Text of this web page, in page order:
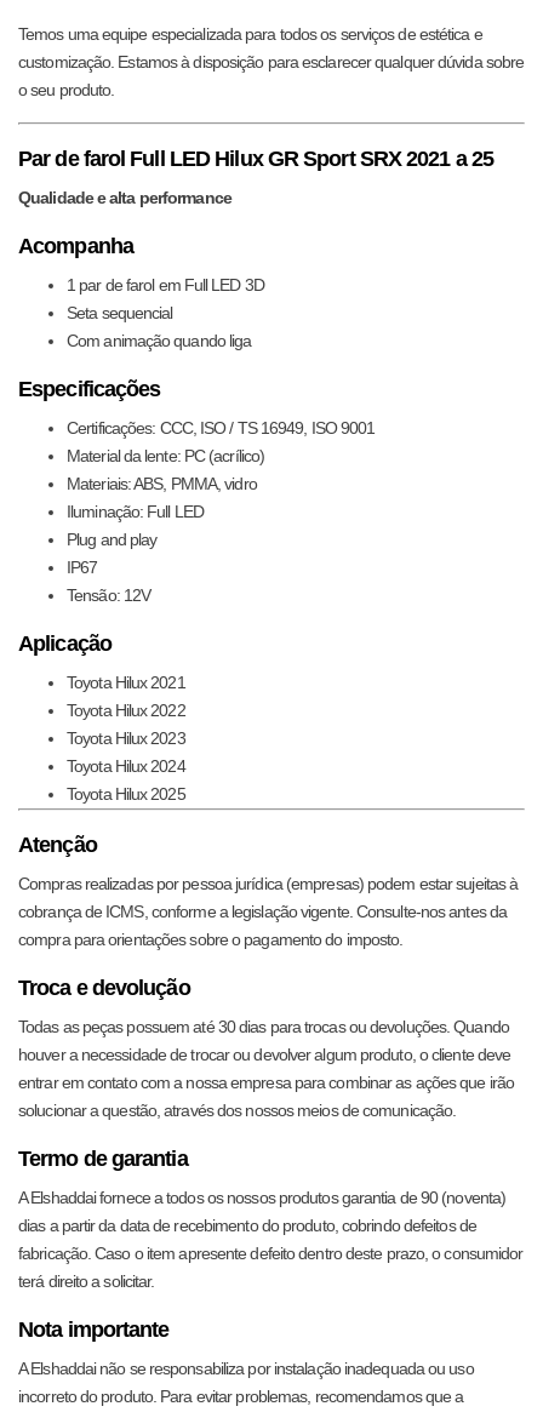
Temos uma equipe especializada para todos os serviços de estética e
customização. Estamos à disposição para esclarecer qualquer dúvida sobre
o seu produto.
Par de farol Full LED Hilux GR Sport SRX 2021 a 25
Qualidade e alta performance
Acompanha
1 par de farol em Full LED 3D
Seta sequencial
Com animação quando liga
Especificações
Certificações: CCC, ISO / TS 16949, ISO 9001
Material da lente: PC (acrílico)
Materiais: ABS, PMMA, vidro
Iluminação: Full LED
Plug and play
IP67
Tensão: 12V
Aplicação
Toyota Hilux 2021
Toyota Hilux 2022
Toyota Hilux 2023
Toyota Hilux 2024
Toyota Hilux 2025
Atenção
Compras realizadas por pessoa jurídica (empresas) podem estar sujeitas à
cobrança de ICMS, conforme a legislação vigente. Consulte-nos antes da
compra para orientações sobre o pagamento do imposto.
Troca e devolução
Todas as peças possuem até 30 dias para trocas ou devoluções. Quando
houver a necessidade de trocar ou devolver algum produto, o cliente deve
entrar em contato com a nossa empresa para combinar as ações que irão
solucionar a questão, através dos nossos meios de comunicação.
Termo de garantia
A Elshaddai fornece a todos os nossos produtos garantia de 90 (noventa)
dias a partir da data de recebimento do produto, cobrindo defeitos de
fabricação. Caso o item apresente defeito dentro deste prazo, o consumidor
terá direito a solicitar.
Nota importante
A Elshaddai não se responsabiliza por instalação inadequada ou uso
incorreto do produto. Para evitar problemas, recomendamos que a